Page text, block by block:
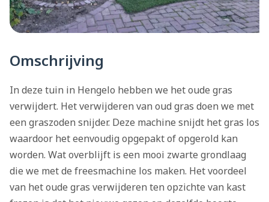
Omschrijving
In deze tuin in Hengelo hebben we het oude gras
verwijdert. Het verwijderen van oud gras doen we met
een graszoden snijder. Deze machine snijdt het gras los
waardoor het eenvoudig opgepakt of opgerold kan
worden. Wat overblijft is een mooi zwarte grondlaag
die we met de freesmachine los maken. Het voordeel
van het oude gras verwijderen ten opzichte van kast